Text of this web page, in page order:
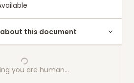
this document
you are human…